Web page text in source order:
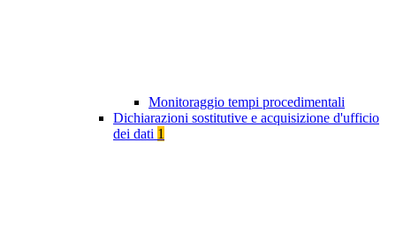
Monitoraggio tempi procedimentali
Dichiarazioni sostitutive e acquisizione d'ufficio
dei dati 1